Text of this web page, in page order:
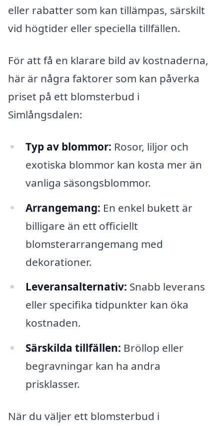
eller rabatter som kan tillämpas, särskilt
vid högtider eller speciella tillfällen.
För att få en klarare bild av kostnaderna,
här är några faktorer som kan påverka
priset på ett blomsterbud i
Simlångsdalen:
Typ av blommor: Rosor, liljor och
exotiska blommor kan kosta mer än
vanliga säsongsblommor.
Arrangemang: En enkel bukett är
billigare än ett officiellt
blomsterarrangemang med
dekorationer.
Leveransalternativ: Snabb leverans
eller specifika tidpunkter kan öka
kostnaden.
Särskilda tillfällen: Bröllop eller
begravningar kan ha andra
prisklasser.
När du väljer ett blomsterbud i